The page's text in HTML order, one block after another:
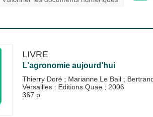
LIVRE
L'agronomie aujourd'hui
Thierry Doré ; Marianne Le Bail ;
Versailles : Editions Quae ; 2006
367 p.